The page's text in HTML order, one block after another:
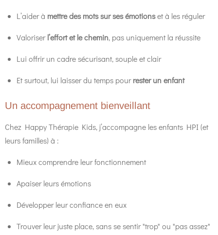
L’aider à mettre des mots sur ses émotionset à les réguler
Valoriserl’effort et le chemin, pas uniquement la réussite
Lui offrir un cadre sécurisant, souple et clair
Et surtout, lui laisser du temps pourrester un enfant
Un accompagnement bienveillant
Chez Happy Thérapie Kids, j’accompagne les enfants HPI (et
leurs familles) à :
Mieux comprendre leur fonctionnement
Apaiser leurs émotions
Développer leur confiance en eux
Trouver leur juste place, sans se sentir "trop" ou "pas assez"